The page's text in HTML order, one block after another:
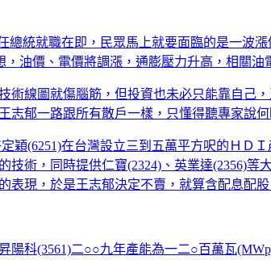
統就職在即，民眾馬上就要面臨的是一波
，油價、電價將調漲，通膨壓力升高，相關
術線圖就傷腦筋，但投資也未必只能靠自己
志郁一路跟所有散戶一樣，只懂得聽專家說
穎(6251)在台灣設立三到五萬平方呎的ＨＤ
技術，同時提供仁寶(2324)、英業達(2356)
表現，於是王志郁決定不賣，就算含配息配
陽科(3561)二○○九年產能為一二○百萬瓦